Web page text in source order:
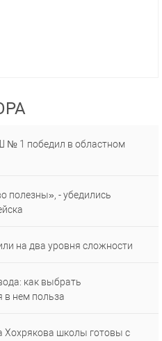
№ 1 победил в областном
полезны», - убедились
на два уровня сложности
как выбрать
в нем польза
Хохрякова школы готовы с